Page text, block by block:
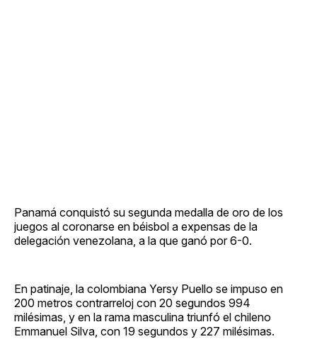
Panamá conquistó su segunda medalla de oro de los
juegos al coronarse en béisbol a expensas de la
delegación venezolana, a la que ganó por 6-0.
En patinaje, la colombiana Yersy Puello se impuso en
200 metros contrarreloj con 20 segundos 994
milésimas, y en la rama masculina triunfó el chileno
Emmanuel Silva, con 19 segundos y 227 milésimas.